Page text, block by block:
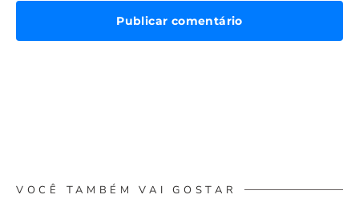
VOCÊ TAMBÉM VAI GOSTAR